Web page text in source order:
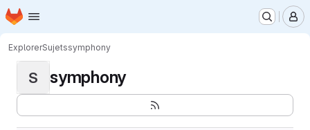
Passer au contenu principal
Page d'accueil
ExplorerSujetssymphony
S symphony